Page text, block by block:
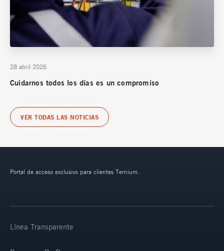
28 abril 2026
Cuidarnos todos los días es un compromiso
VER TODAS LAS NOTICIAS
Portal de acceso exclusivo para clientes Ternium.
Línea Transparente